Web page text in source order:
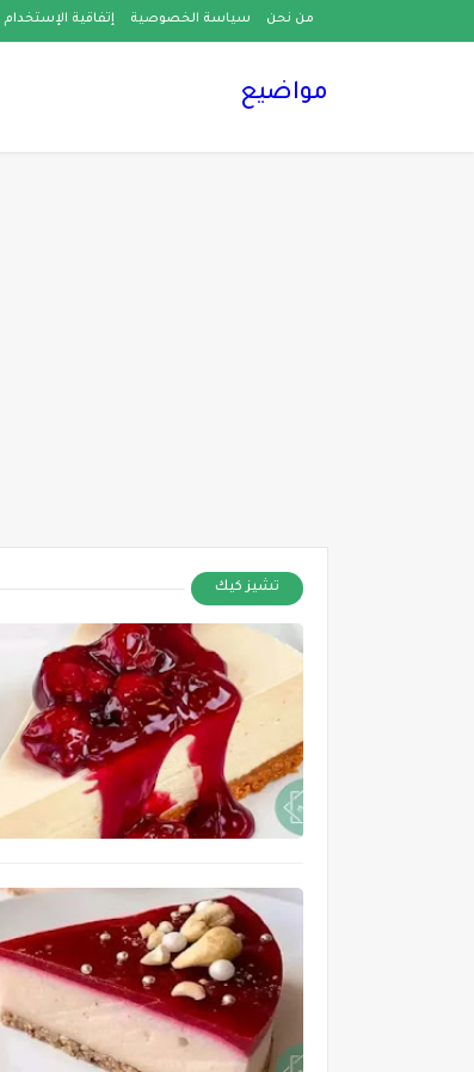
من نحن سياسة الخصوصية إتفاقية الإستخدام
مواضيع
تشيز كيك